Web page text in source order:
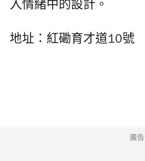
入情緒中的設計。
地址：紅磡育才道10號
廣告